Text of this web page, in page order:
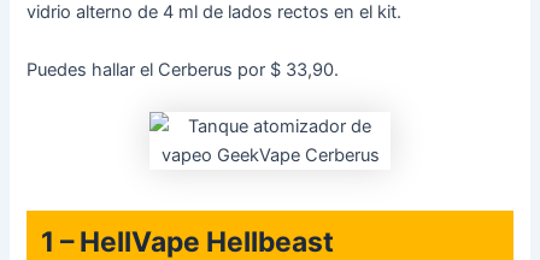
vidrio alterno de 4 ml de lados rectos en el kit.
Puedes hallar el Cerberus por $ 33,90.
1 – HellVape Hellbeast